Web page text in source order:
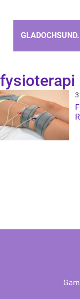
GLADOCHSUND.
fysioterapi